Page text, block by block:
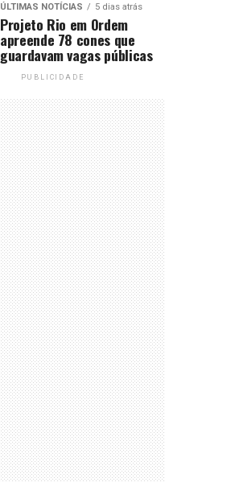
ÚLTIMAS NOTÍCIAS 5 dias atrás
Projeto Rio em Ordem
apreende 78 cones que
guardavam vagas públicas
PUBLICIDADE